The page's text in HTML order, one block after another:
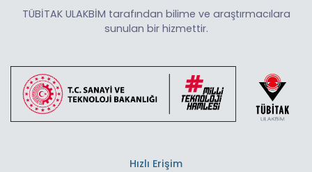
TÜBİTAK ULAKBİM tarafından bilime ve araştırmacılara
sunulan bir hizmettir.
Hızlı Erişim